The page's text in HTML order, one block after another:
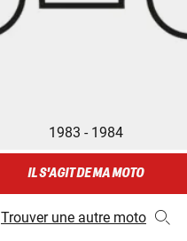
1983 - 1984
IL S'AGIT DE MA MOTO
Trouver une autre moto